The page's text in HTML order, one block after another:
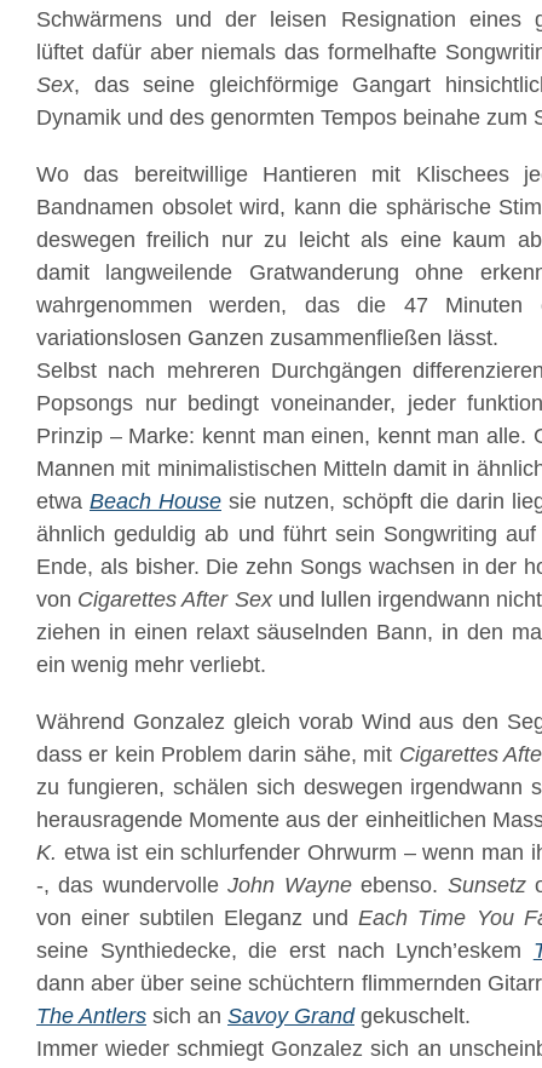
Schwärmens und der leisen Resignation eines
lüftet dafür aber niemals das formelhafte
Sex, das seine gleichförmige Gangart
Dynamik und des genormten Tempos beinahe zum
Wo das bereitwillige Hantieren mit Klischees
Bandnamen obsolet wird, kann die sphärische
deswegen freilich nur zu leicht als eine kaum
damit langweilende Gratwanderung ohne
wahrgenommen werden, das die 47
variationslosen Ganzen zusammenfließen lässt.
Selbst nach mehreren Durchgängen
Popsongs nur bedingt voneinander, jeder
Prinzip – Marke: kennt man einen, kennt man alle.
Mannen mit minimalistischen Mitteln damit in
etwa Beach House sie nutzen, schöpft die darin
ähnlich geduldig ab und führt sein Songwriting
Ende, als bisher. Die zehn Songs wachsen in der
von Cigarettes After Sexund lullen irgendwann
ziehen in einen relaxt säuselnden Bann, in den
ein wenig mehr verliebt.
Während Gonzalez gleich vorab Wind aus den
dass er kein Problem darin sähe, mit Cigarettes
zu fungieren, schälen sich deswegen irgendwann
herausragende Momente aus der einheitlichen
K. etwa ist ein schlurfender Ohrwurm – wenn man
-, das wundervolleJohn Wayneebenso. Sunsetz
von einer subtilen Eleganz undEach Time You
seine Synthiedecke, die erst nach Lynch’eskem
dann aber über seine schüchtern flimmernden
The Antlers sich an Savoy Grandgekuschelt.
Immer wieder schmiegt Gonzalez sich an